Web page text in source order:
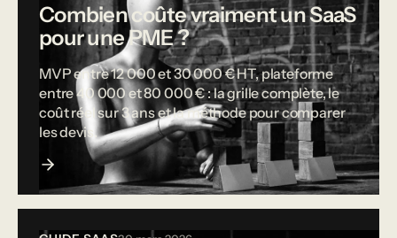
Combien coûte vraiment un SaaS
pour une PME ?
MVP entre 12 000 et 30 000 € HT, plateforme
entre 40 000 et 80 000 € : la grille complète, le
coût réel sur 3 ans et la méthode pour comparer
les devis.